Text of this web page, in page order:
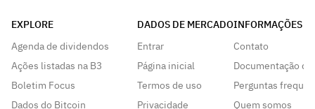
EXPLORE
Agenda de dividendos
Ações listadas na B3
Boletim Focus
Dados do Bitcoin
DADOS DE MERCADO
Entrar
Página inicial
Termos de uso
Privacidade
INFORMAÇÕES
Contato
Documentação da
Perguntas
Quem somos